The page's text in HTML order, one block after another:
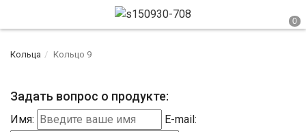
Кольца Кольцо 9
Задать вопрос о продукте:
Имя:
E-mail: